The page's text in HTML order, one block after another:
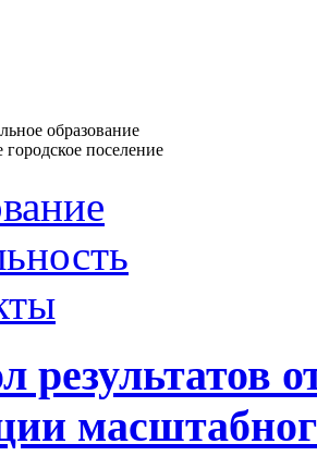
образование
поселение
результатов